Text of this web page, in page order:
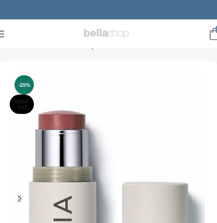
-25%
SOLD
OUT